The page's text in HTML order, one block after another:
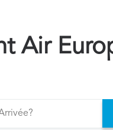
Air